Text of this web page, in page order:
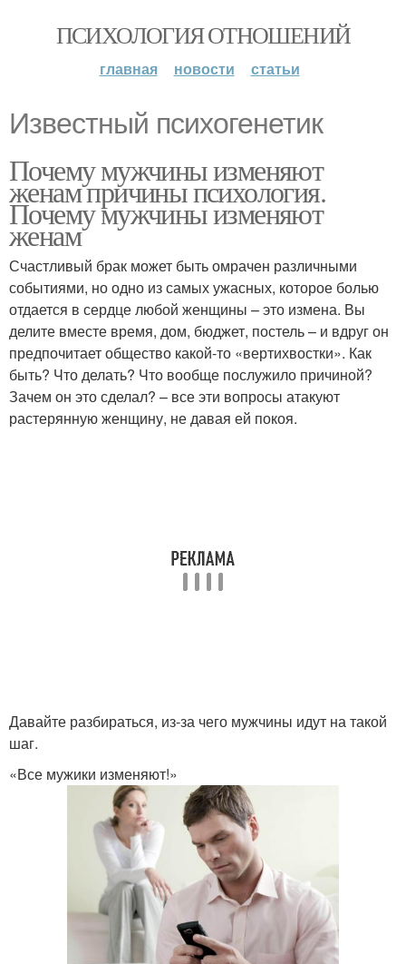
ПСИХОЛОГИЯ ОТНОШЕНИЙ
главная новости статьи
Известный психогенетик
Почему мужчины изменяют
женам причины психология.
Почему мужчины изменяют
женам
Счастливый брак может быть омрачен различными
событиями, но одно из самых ужасных, которое болью
отдается в сердце любой женщины – это измена. Вы
делите вместе время, дом, бюджет, постель – и вдруг он
предпочитает общество какой-то «вертихвостки». Как
быть? Что делать? Что вообще послужило причиной?
Зачем он это сделал? – все эти вопросы атакуют
растерянную женщину, не давая ей покоя.
Давайте разбираться, из-за чего мужчины идут на такой
шаг.
«Все мужики изменяют!»